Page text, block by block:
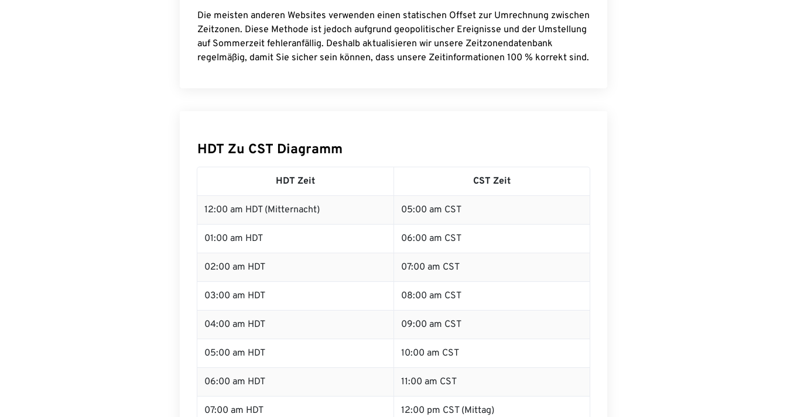
Die meisten anderen Websites verwenden einen statischen Offset zur Umrechnung zwischen
Zeitzonen. Diese Methode ist jedoch aufgrund geopolitischer Ereignisse und der Umstellung
auf Sommerzeit fehleranfällig. Deshalb aktualisieren wir unsere Zeitzonendatenbank
regelmäßig, damit Sie sicher sein können, dass unsere Zeitinformationen 100 % korrekt sind.
HDT Zu CST Diagramm
HDT Zeit CST Zeit
12:00 am HDT (Mitternacht) 05:00 am CST
01:00 am HDT 06:00 am CST
02:00 am HDT 07:00 am CST
03:00 am HDT 08:00 am CST
04:00 am HDT 09:00 am CST
05:00 am HDT 10:00 am CST
06:00 am HDT 11:00 am CST
07:00 am HDT 12:00 pm CST (Mittag)